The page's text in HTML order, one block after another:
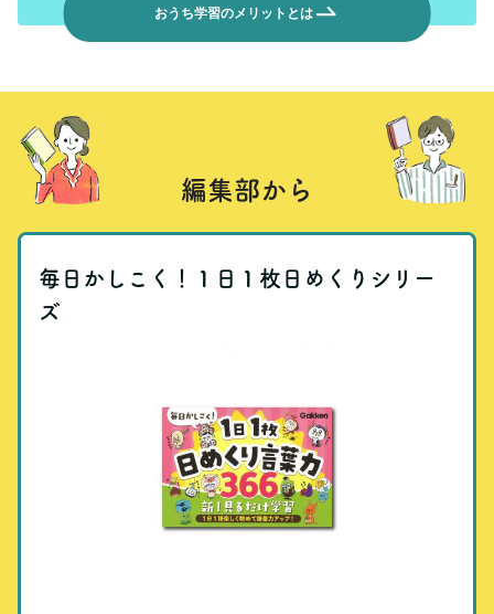
おうち学習のメリットとは
編集部から
毎日かしこく！１日１枚日めくりシリー
ズ